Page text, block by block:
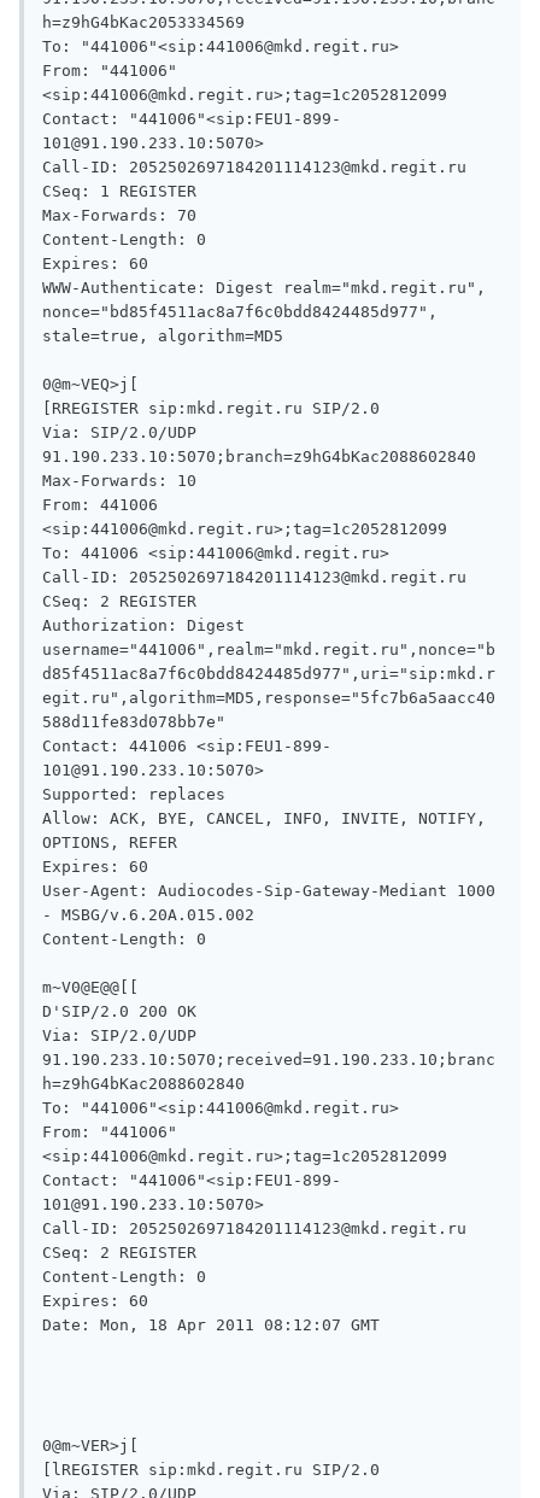
h=z9hG4bKac2053334569
To: "441006"<sip:441006@mkd.regit.ru>
From: "441006"
<sip:441006@mkd.regit.ru>;tag=1c2052812099
Contact: "441006"<sip:FEU1-899-
101@91.190.233.10:5070>
Call-ID: 2052502697184201114123@mkd.regit.ru
CSeq: 1 REGISTER
Max-Forwards: 70
Content-Length: 0
Expires: 60
WWW-Authenticate: Digest realm="mkd.regit.ru",
nonce="bd85f4511ac8a7f6c0bdd8424485d977",
stale=true, algorithm=MD5
0@m~VEQ>j[
[RREGISTER sip:mkd.regit.ru SIP/2.0
Via: SIP/2.0/UDP
91.190.233.10:5070;branch=z9hG4bKac2088602840
Max-Forwards: 10
From: 441006
<sip:441006@mkd.regit.ru>;tag=1c2052812099
To: 441006 <sip:441006@mkd.regit.ru>
Call-ID: 2052502697184201114123@mkd.regit.ru
CSeq: 2 REGISTER
Authorization: Digest
username="441006",realm="mkd.regit.ru",nonce="b
d85f4511ac8a7f6c0bdd8424485d977",uri="sip:mkd.r
egit.ru",algorithm=MD5,response="5fc7b6a5aacc40
588d11fe83d078bb7e"
Contact: 441006 <sip:FEU1-899-
101@91.190.233.10:5070>
Supported: replaces
Allow: ACK, BYE, CANCEL, INFO, INVITE, NOTIFY,
OPTIONS, REFER
Expires: 60
User-Agent: Audiocodes-Sip-Gateway-Mediant 1000
- MSBG/v.6.20A.015.002
Content-Length: 0
m~V0@E@@[[
D'SIP/2.0 200 OK
Via: SIP/2.0/UDP
91.190.233.10:5070;received=91.190.233.10;branc
h=z9hG4bKac2088602840
To: "441006"<sip:441006@mkd.regit.ru>
From: "441006"
<sip:441006@mkd.regit.ru>;tag=1c2052812099
Contact: "441006"<sip:FEU1-899-
101@91.190.233.10:5070>
Call-ID: 2052502697184201114123@mkd.regit.ru
CSeq: 2 REGISTER
Content-Length: 0
Expires: 60
Date: Mon, 18 Apr 2011 08:12:07 GMT
0@m~VER>j[
[lREGISTER sip:mkd.regit.ru SIP/2.0
Via: SIP/2.0/UDP